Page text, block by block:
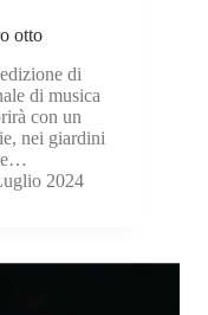
otto
di
di musica
con un
nei giardini
2024